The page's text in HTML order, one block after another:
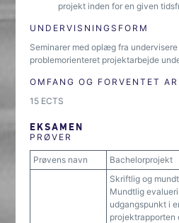
projekt inden for en given
UNDERVISNINGSFORM
Seminarer med oplæg fra
problemorienteret projektarbejde
OMFANG OG FORVENTET
15 ECTS
EKSAMEN
PRØVER
Prøvens navn Bachelorprojekt
Skriftlig og
Mundtlig
udgangspunkt i
projektrapporten